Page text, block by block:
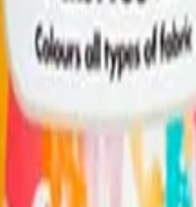
это замечательное
из ткани. Краска для ткани
изделие приятным на ощупь и
эта краска не делает ткань жесткой и
не изменяя вида и ощущения ткани.